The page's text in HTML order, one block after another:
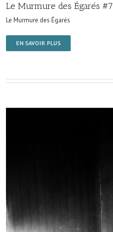
Le Murmure des Égarés #7
Le Murmure des Égarés
EN SAVOIR PLUS